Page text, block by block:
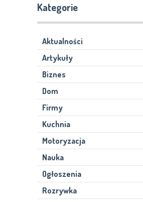
Kategorie
Aktualności
Artykuły
Biznes
Dom
Firmy
Kuchnia
Motoryzacja
Nauka
Ogłoszenia
Rozrywka